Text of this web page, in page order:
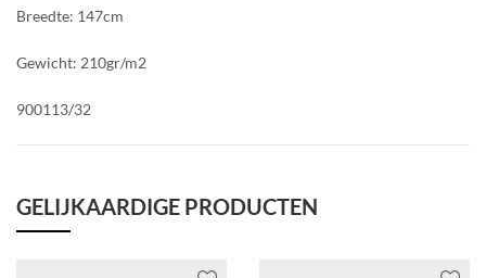
Breedte: 147cm
Gewicht: 210gr/m2
900113/32
GELIJKAARDIGE PRODUCTEN